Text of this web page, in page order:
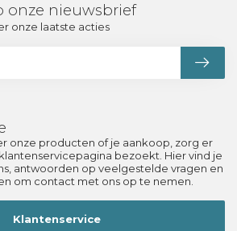
onze producten of je aankoop, zorg er
bezoekt. Hier vind je
antwoorden op veelgestelde vragen en
om contact met ons op te nemen.
Klantenservice
onze nieuwsbrief
onze laatste acties